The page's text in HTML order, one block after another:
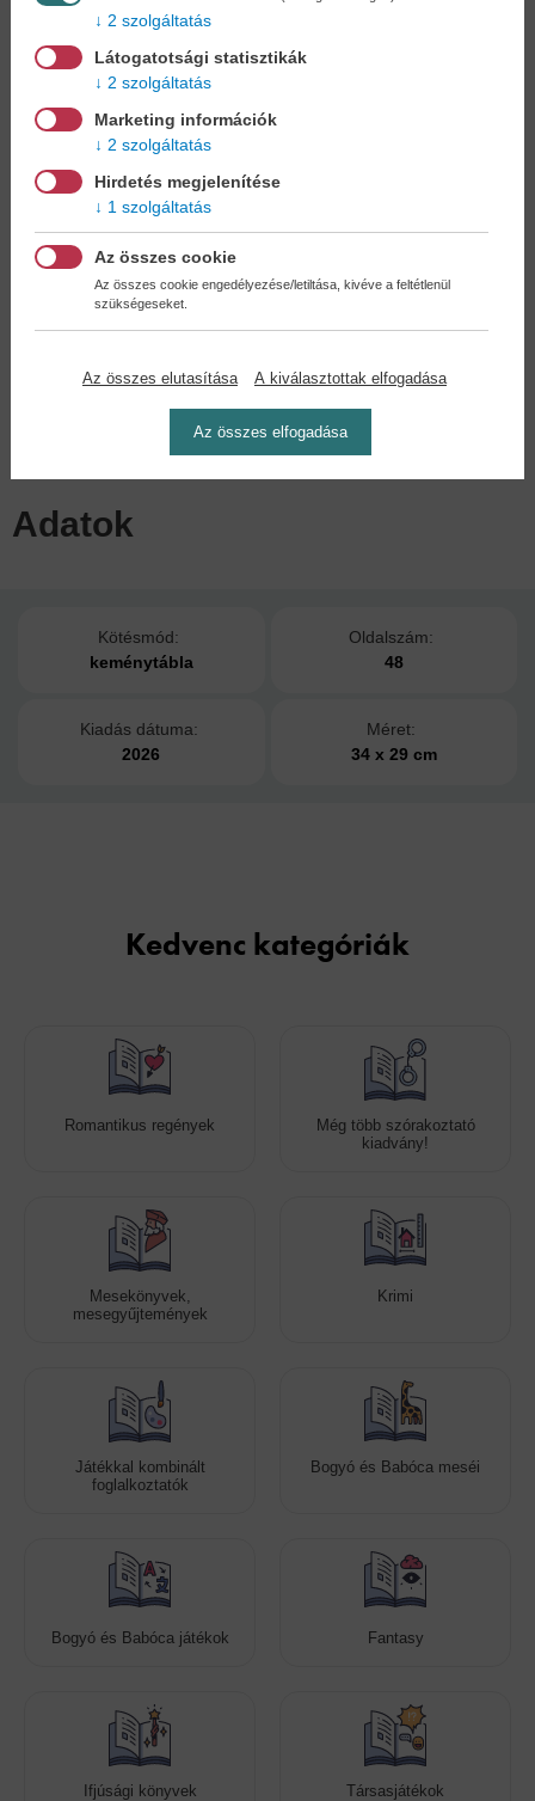
Az ismeretterjesztő könyvek fontossága nem csupán a múlt
megértésében rejlik, hanem abban is, hogy segítenek összekötni a
múltat a jelennel. A régi civilizációk vívmányai, találmányai és
gondolkodásmódjai alapjaiban határozzák meg a modern
világunkat, és megértésük nélkül nehezen érthetjük meg a jelen
kihívásait és értékeit. A Régi civilizációk története olyan olvasmány,
amely minden korosztálynak hasznos és inspiráló lehet, legyen szó
történelem iránt érdeklődő gyerekekről, diákokról vagy felnőttekről.
A könyv nagy előnye, hogy a bonyolult történelmi összefüggéseket
könnyen érthető, színes és izgalmas formában tárja az olvasó elé.
tisztelet növekedéséhez. A könyv olvasása közben az olvasó
Adatok
Kötésmód:
keménytábla
Oldalszám:
48
Kiadás dátuma:
2026
Méret:
34 x 29 cm
Kedvenc kategóriák
Romantikus regények
Még több szórakoztató
kiadvány!
Mesekönyvek,
mesegyűjtemények
Krimi
Játékkal kombinált
foglalkoztatók
Bogyó és Babóca meséi
Bogyó és Babóca játékok Fantasy
Ifjúsági könyvek Társasjátékok
2 szolgáltatás
Látogatotsági statisztikák
2 szolgáltatás
Marketing információk
2 szolgáltatás
Hirdetés megjelenítése
1 szolgáltatás
Az összes cookie
Az összes cookie engedélyezése/letiltása, kivéve a feltétlenül
szükségeseket.
Az összes elutasítása A kiválasztottak elfogadása
Az összes elfogadása